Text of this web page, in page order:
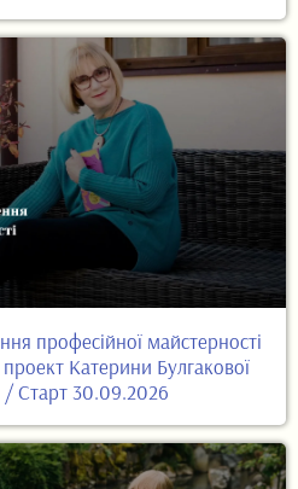
професійної майстерності
Катерини Булгакової
/ Старт 30.09.2026